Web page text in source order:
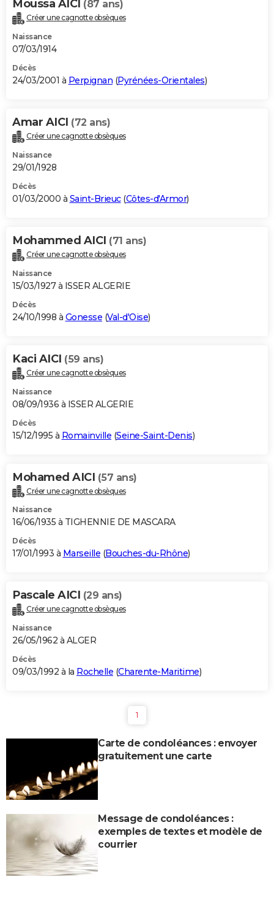
Moussa AICI (87 ans)
Créer une cagnotte obsèques
Naissance
07/03/1914
Décès
24/03/2001 à Perpignan (Pyrénées-Orientales)
Amar AICI (72 ans)
Créer une cagnotte obsèques
Naissance
29/01/1928
Décès
01/03/2000 à Saint-Brieuc(Côtes-d'Armor)
Mohammed AICI (71 ans)
Créer une cagnotte obsèques
Naissance
15/03/1927 à ISSER ALGERIE
Décès
24/10/1998 à Gonesse (Val-d'Oise)
Kaci AICI (59 ans)
Créer une cagnotte obsèques
Naissance
08/09/1936 à ISSER ALGERIE
Décès
15/12/1995 à Romainville (Seine-Saint-Denis)
Mohamed AICI (57 ans)
Créer une cagnotte obsèques
Naissance
16/06/1935 à TIGHENNIE DE MASCARA
Décès
17/01/1993 à Marseille (Bouches-du-Rhône)
Pascale AICI (29 ans)
Créer une cagnotte obsèques
Naissance
26/05/1962 à ALGER
Décès
09/03/1992 à la Rochelle (Charente-Maritime)
1
Carte de condoléances : envoyer
gratuitement une carte
Message de condoléances :
exemples de textes et modèle de
courrier